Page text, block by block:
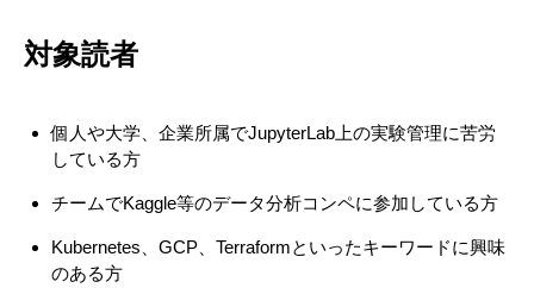
対象読者
個人や大学、企業所属でJupyterLab上の実験管理に苦労
している方
チームでKaggle等のデータ分析コンペに参加している方
Kubernetes、GCP、Terraformといったキーワードに興味
のある方